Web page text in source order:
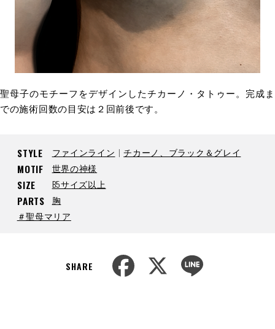
聖母子のモチーフをデザインしたチカーノ・タトゥー。完成ま
での施術回数の目安は２回前後です。
STYLE ファインライン チカーノ、ブラック＆グレイ
MOTIF 世界の神様
SIZE B5サイズ以上
PARTS
胸
＃聖母マリア
SHARE